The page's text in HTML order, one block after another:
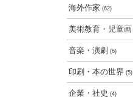
海外作家 (62)
美術教育・児童画
音楽・演劇 (6)
印刷・本の世界 (5)
企業・社史 (4)